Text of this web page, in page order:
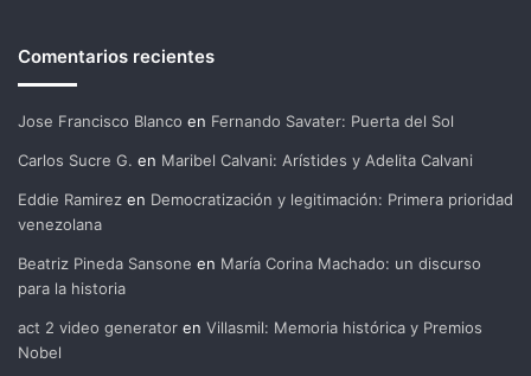
Comentarios recientes
Jose Francisco Blanco en Fernando Savater: Puerta del Sol
Carlos Sucre G. en Maribel Calvani: Arístides y Adelita Calvani
Eddie Ramirez en Democratización y legitimación: Primera prioridad
venezolana
Beatriz Pineda Sansone en María Corina Machado: un discurso
para la historia
act 2 video generator en Villasmil: Memoria histórica y Premios
Nobel